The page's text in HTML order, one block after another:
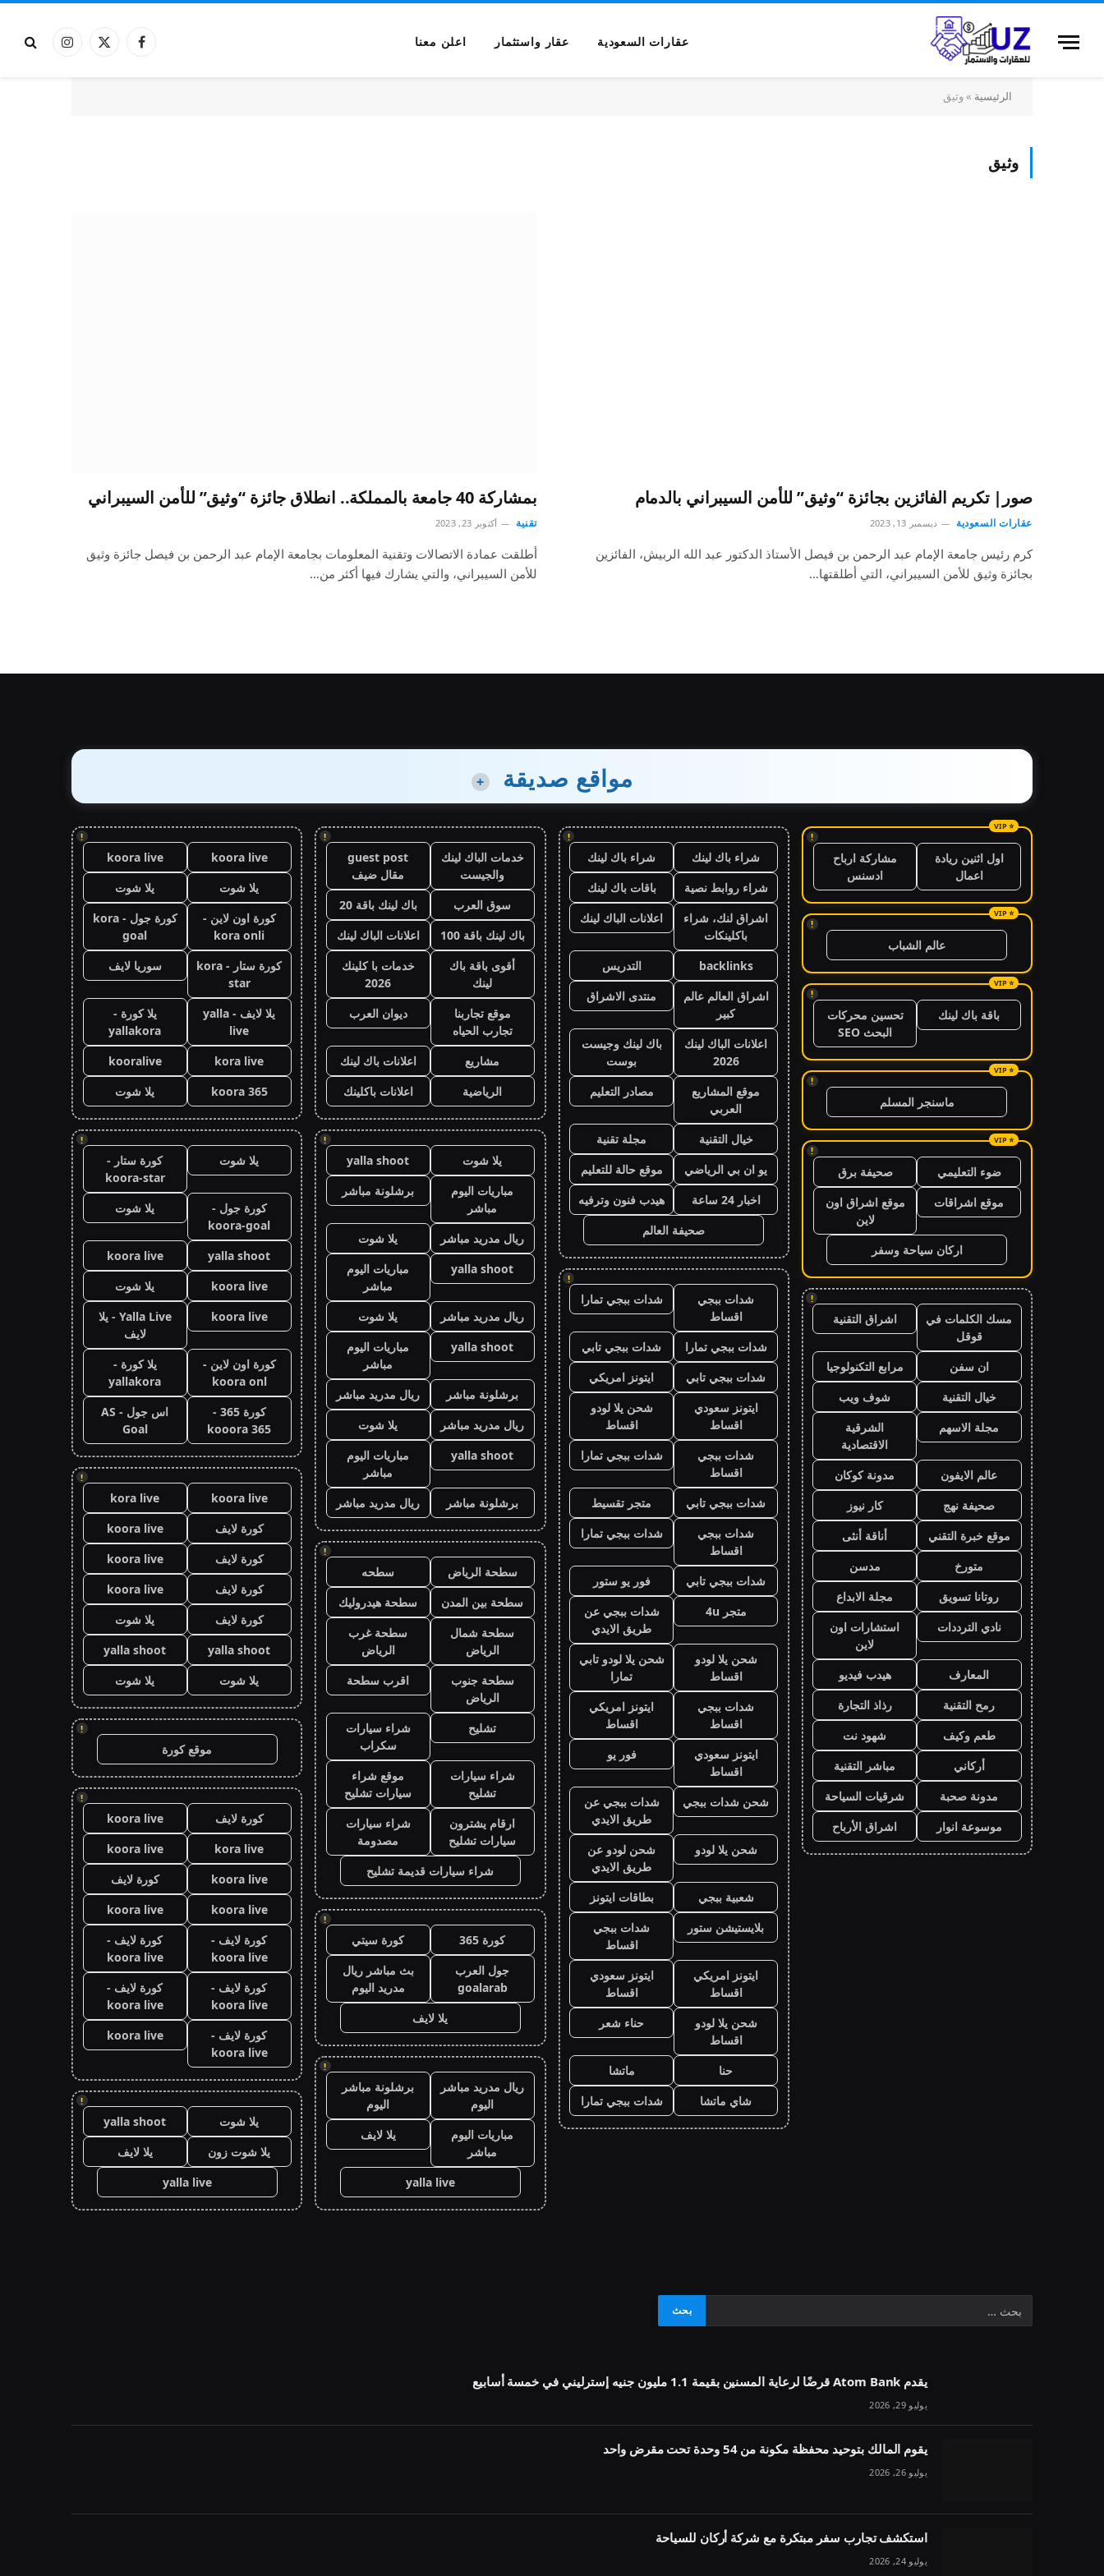
عقارات السعودية عقار واستثمار اعلن معنا فيسبوكX
الانستغرام
الرئيسية » وثيق
وثيق
صور| تكريم الفائزين بجائزة “وثيق” للأمن السيبراني بالدمام
عقارات السعودية ديسمبر 13, 2023
كرم رئيس جامعة الإمام عبد الرحمن بن فيصل الأستاذ الدكتور عبد الله الربيش، الفائزين
بجائزة وثيق للأمن السيبراني، التي أطلقتها…
بمشاركة 40 جامعة بالمملكة.. انطلاق جائزة “وثيق” للأمن السيبراني
تقنية أكتوبر 23, 2023
أطلقت عمادة الاتصالات وتقنية المعلومات بجامعة الإمام عبد الرحمن بن فيصل جائزة وثيق
للأمن السيبراني، والتي يشارك فيها أكثر من…
مواقع صديقة +
!
اول اثنين ريادة
اعمال
مشاركة ارباح
ادسنس
!
عالم الشباب
!
باقة باك لينك
تحسين محركات
البحث SEO
!
ماسنجر المسلم
!
ضوء التعليمي
صحيفة برق
موقع اشراقات
موقع اشراق اون
لاين
اركان سياحة وسفر
!
مسك الكلمات في
قوقل
اشراق التقنية
ان سفن
مرابع التكنولوجيا
خيال التقنية
شوف ويب
مجلة الاسهم
الشرقية
الاقتصادية
عالم الايفون
مدونة كوكان
صحيفة نهج
كار نيوز
موقع خبرة التقني
أناقة أنثى
متورخ
مدسن
روتانا تسويق
مجلة الابداع
نادي الترددات
استشارات اون
لاين
المعارف
هيدب فيديو
رمح التقنية
رذاذ التجارة
طعم وكيف
شهود نت
أركاني
مباشر التقنية
مدونة صحبة
شرقيات السياحة
موسوعة انوار
اشراق الأرباح
!
شراء باك لينك
شراء باك لينك
شراء روابط نصية
باقات باك لينك
اشراق لنك، شراء
باكلينكات
اعلانات الباك لينك
backlinks
التدريس
اشراق العالم عالم
كبير
منتدى الاشراق
اعلانات الباك لينك
2026
باك لينك وجيست
بوست
موقع المشاريع
العربي
مصادر التعليم
خيال التقنية
مجلة تقنية
يو ان بي الرياضي
موقع حالة للتعليم
اخبار 24 ساعة
هيدب فنون وترفيه
صحيفة العالم
!
شدات ببجي
اقساط
شدات ببجي تمارا
شدات ببجي تمارا
شدات ببجي تابي
شدات ببجي تابي
ايتونز امريكي
ايتونز سعودي
اقساط
شحن يلا لودو
اقساط
شدات ببجي
اقساط
شدات ببجي تمارا
شدات ببجي تابي
متجر تقسيط
شدات ببجي
اقساط
شدات ببجي تمارا
شدات ببجي تابي
فور يو ستور
متجر 4u
شدات ببجي عن
طريق الايدي
شحن يلا لودو
اقساط
شحن يلا لودو تابي
تمارا
شدات ببجي
اقساط
ايتونز امريكي
اقساط
ايتونز سعودي
اقساط
فور يو
شحن شدات ببجي
شدات ببجي عن
طريق الايدي
شحن يلا لودو
شحن لودو عن
طريق الايدي
شعبية ببجي
بطاقات ايتونز
بلايستيشن ستور
شدات ببجي
اقساط
ايتونز امريكي
اقساط
ايتونز سعودي
اقساط
شحن يلا لودو
اقساط
حناء شعر
حنا
ماتشا
شاي ماتشا
شدات ببجي تمارا
!
خدمات الباك لينك
والجيست
guest post
مقال ضيف
سوق العرب
باك لينك باقة 20
باك لينك باقة 100
اعلانات الباك لينك
أقوى باقة باك
لينك
خدمات با كلينك
2026
موقع تجاربنا
تجارب الحياه
ديوان العرب
مشاريع
اعلانات باك لينك
الرياضية
اعلانات باكلينك
!
يلا شوت
yalla shoot
مباريات اليوم
مباشر
برشلونة مباشر
ريال مدريد مباشر
يلا شوت
yalla shoot
مباريات اليوم
مباشر
ريال مدريد مباشر
يلا شوت
yalla shoot
مباريات اليوم
مباشر
برشلونة مباشر
ريال مدريد مباشر
ريال مدريد مباشر
يلا شوت
yalla shoot
مباريات اليوم
مباشر
برشلونة مباشر
ريال مدريد مباشر
!
سطحة الرياض
سطحه
سطحة بين المدن
سطحة هيدروليك
سطحة شمال
الرياض
سطحة غرب
الرياض
سطحة جنوب
الرياض
اقرب سطحة
تشليح
شراء سيارات
سكراب
شراء سيارات
تشليح
موقع شراء
سيارات تشليح
ارقام يشترون
سيارات تشليح
شراء سيارات
مصدومة
شراء سيارات قديمة تشليح
!
كورة 365
كورة سيتي
جول العرب
goalarab
بث مباشر ريال
مدريد اليوم
يلا لايف
!
ريال مدريد مباشر
اليوم
برشلونة مباشر
اليوم
مباريات اليوم
مباشر
يلا لايف
yalla live
!
koora live
koora live
يلا شوت
يلا شوت
كورة اون لاين -
kora onli
كورة جول - kora
goal
كورة ستار - kora
star
سوريا لايف
يلا لايف - yalla
live
يلا كورة -
yallakora
kora live
kooralive
koora 365
يلا شوت
!
يلا شوت
كورة ستار -
koora-star
كورة جول -
koora-goal
يلا شوت
yalla shoot
koora live
koora live
يلا شوت
koora live
Yalla Live - يلا
لايف
كورة اون لاين -
koora onl
يلا كورة -
yallakora
كورة 365 -
kooora 365
اس جول - AS
Goal
!
koora live
kora live
كورة لايف
koora live
كورة لايف
koora live
كورة لايف
koora live
كورة لايف
يلا شوت
yalla shoot
yalla shoot
يلا شوت
يلا شوت
!
موقع كورة
!
كورة لايف
koora live
kora live
koora live
koora live
كورة لايف
koora live
koora live
كورة لايف -
koora live
كورة لايف -
koora live
كورة لايف -
koora live
كورة لايف -
koora live
كورة لايف -
koora live
koora live
!
يلا شوت
yalla shoot
يلا شوت زون
يلا لايف
yalla live
يقدم Atom Bank قرضًا لرعاية المسنين بقيمة 1.1 مليون جنيه إسترليني في خمسة أسابيع
يوليو 29, 2026
يقوم المالك بتوحيد محفظة مكونة من 54 وحدة تحت مقرض واحد
يوليو 26, 2026
استكشف تجارب سفر مبتكرة مع شركة أركان للسياحة
يوليو 24, 2026